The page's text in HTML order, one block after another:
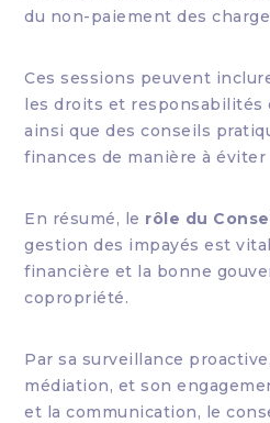
du non-paiement des
Ces sessions peuvent
les droits et responsabilités
ainsi que des conseils
finances de manière à éviter
En résumé, le rôle du
gestion des impayés est
financière et la bonne
copropriété.
Par sa surveillance
médiation, et son
et la communication, le